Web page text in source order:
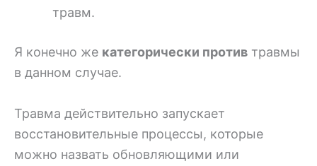
травм.
Я конечно же категорически против травмы
в данном случае.
Травма действительно запускает
восстановительные процессы, которые
можно назвать обновляющими или